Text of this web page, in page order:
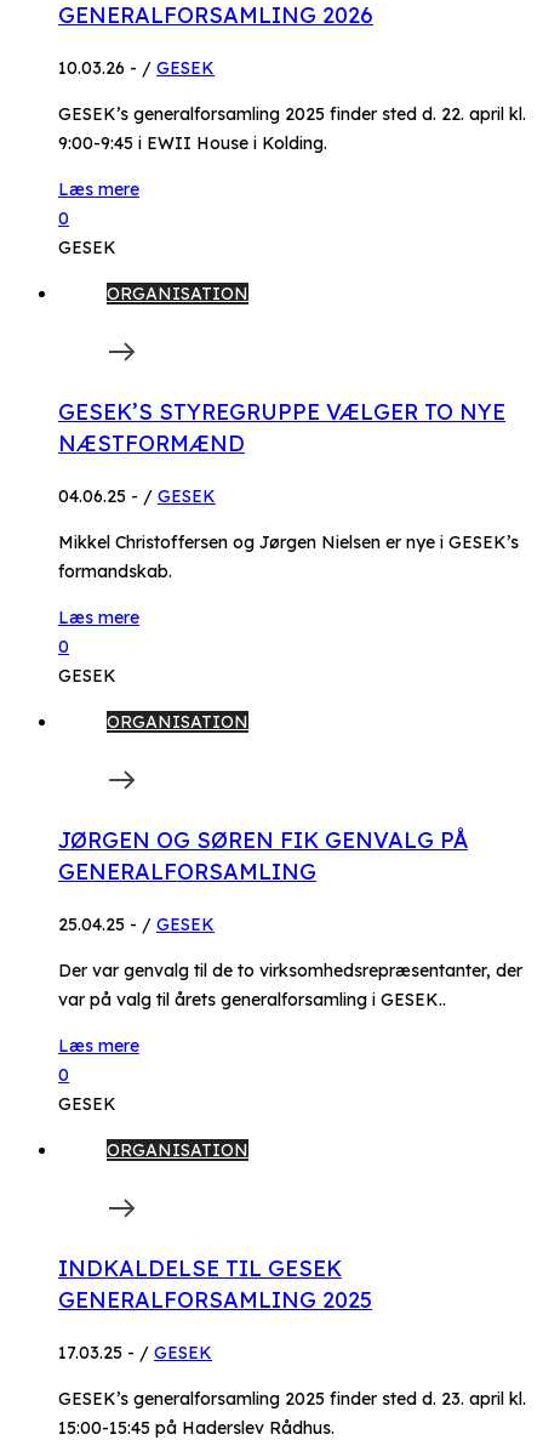
GENERALFORSAMLING 2026
10.03.26 - / GESEK
GESEK’s generalforsamling 2025 finder sted d. 22. april kl.
9:00-9:45 i EWII House i Kolding.
Læs mere
0
GESEK
ORGANISATION
GESEK’S STYREGRUPPE VÆLGER TO NYE
NÆSTFORMÆND
04.06.25 - / GESEK
Mikkel Christoffersen og Jørgen Nielsen er nye i GESEK’s
formandskab.
Læs mere
0
GESEK
ORGANISATION
JØRGEN OG SØREN FIK GENVALG PÅ
GENERALFORSAMLING
25.04.25 - / GESEK
Der var genvalg til de to virksomhedsrepræsentanter, der
var på valg til årets generalforsamling i GESEK..
Læs mere
0
GESEK
ORGANISATION
INDKALDELSE TIL GESEK
GENERALFORSAMLING 2025
17.03.25 - / GESEK
GESEK’s generalforsamling 2025 finder sted d. 23. april kl.
15:00-15:45 på Haderslev Rådhus.